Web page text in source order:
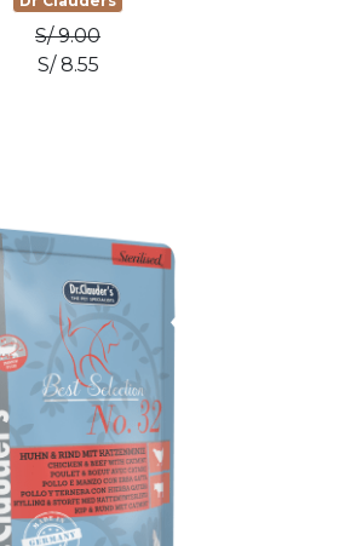
S/ 9.00
S/ 8.55